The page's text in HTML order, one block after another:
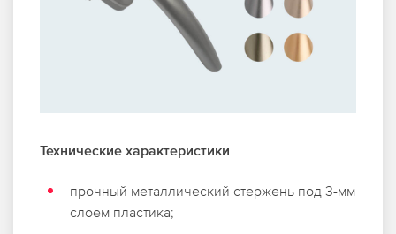
Технические характеристики
прочный металлический стержень под 3-мм
слоем пластика;